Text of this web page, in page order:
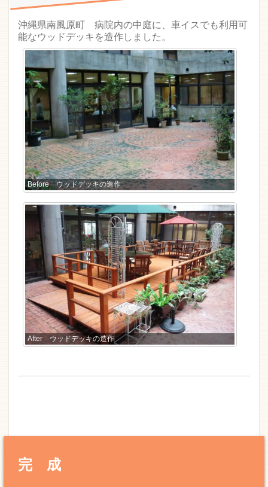
沖縄県南風原町 病院内の中庭に、車イスでも利用可
能なウッドデッキを造作しました。
Before ウッドデッキの造作
After ウッドデッキの造作
完 成